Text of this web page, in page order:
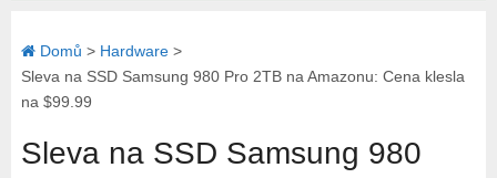
Domů > Hardware>
Sleva na SSD Samsung 980 Pro 2TB na Amazonu: Cena klesla
na $99.99
Sleva na SSD Samsung 980